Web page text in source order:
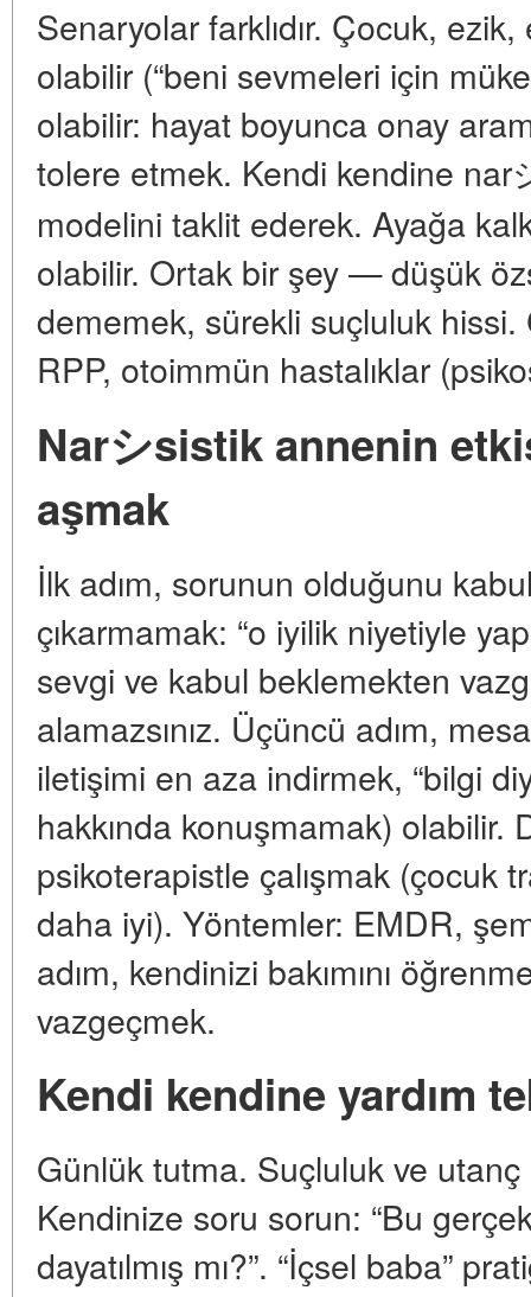
Senaryolar farklıdır. Çocuk,
olabilir (“beni sevmeleri için
olabilir: hayat boyunca onay
tolere etmek. Kendi kendine
modelini taklit ederek. Ayağa
olabilir. Ortak bir şey — düşük
dememek, sürekli suçluluk
RPP, otoimmün hastalıklar
Narシsistik annenin
aşmak
İlk adım, sorunun olduğunu
çıkarmamak: “o iyilik niyetiyle
sevgi ve kabul beklemekten
alamazsınız. Üçüncü adım,
iletişimi en aza indirmek, “bilgi
hakkında konuşmamak) olabilir.
psikoterapistle çalışmak (çocuk
daha iyi). Yöntemler: EMDR,
adım, kendinizi bakımını
vazgeçmek.
Kendi kendine yardım
Günlük tutma. Suçluluk ve utanç
Kendinize soru sorun: “Bu
dayatılmış mı?”. “İçsel baba”